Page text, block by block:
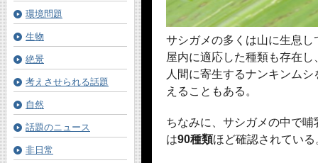
サシガメの多くは山に生息
屋内に適応した種類も存在
人間に寄生するナンキンム
えることもある。
ちなみに、サシガメの中で
は90種類ほど確認されている
環境問題
生物
絶景
考えさせられる話題
自然
話題のニュース
非日常